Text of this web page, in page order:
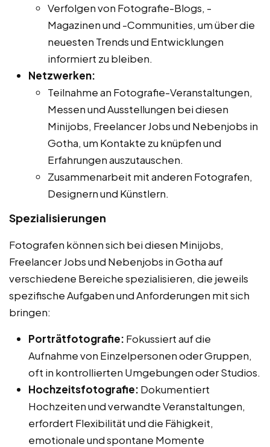
Verfolgen von Fotografie-Blogs, -
Magazinen und -Communities, um über die
neuesten Trends und Entwicklungen
informiert zu bleiben.
Netzwerken:
Teilnahme an Fotografie-Veranstaltungen,
Messen und Ausstellungen bei diesen
Minijobs, Freelancer Jobs und Nebenjobs in
Gotha, um Kontakte zu knüpfen und
Erfahrungen auszutauschen.
Zusammenarbeit mit anderen Fotografen,
Designern und Künstlern.
Spezialisierungen
Fotografen können sich bei diesen Minijobs,
Freelancer Jobs und Nebenjobs in Gotha auf
verschiedene Bereiche spezialisieren, die jeweils
spezifische Aufgaben und Anforderungen mit sich
bringen:
Porträtfotografie: Fokussiert auf die
Aufnahme von Einzelpersonen oder Gruppen,
oft in kontrollierten Umgebungen oder Studios.
Hochzeitsfotografie: Dokumentiert
Hochzeiten und verwandte Veranstaltungen,
erfordert Flexibilität und die Fähigkeit,
emotionale und spontane Momente